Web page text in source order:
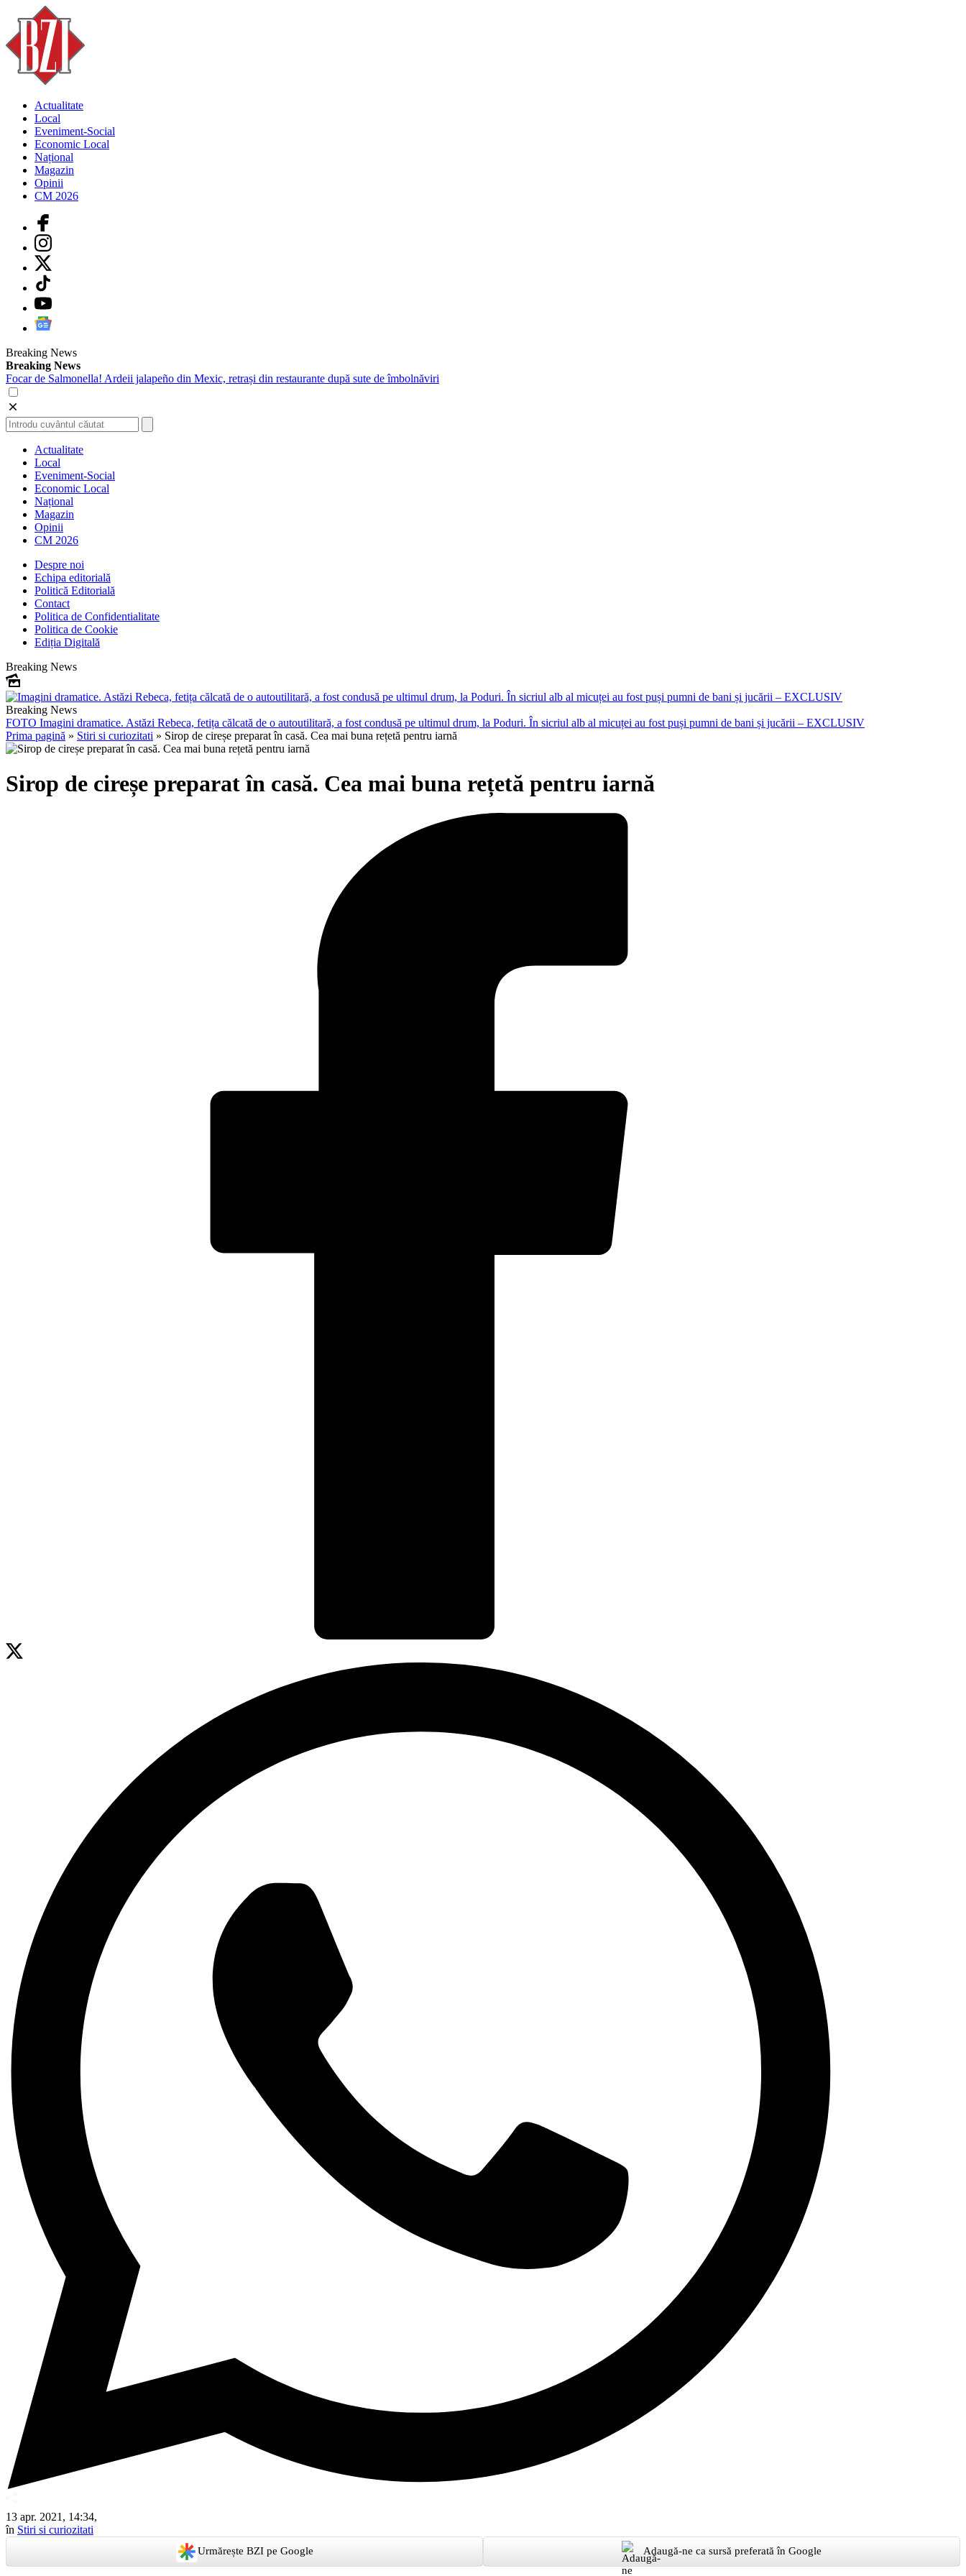
Actualitate
Local
Eveniment-Social
Economic Local
Național
Magazin
Opinii
CM 2026
Breaking News
Breaking News
Focar de Salmonella! Ardeii jalapeño din Mexic, retrași din restaurante după sute de îmbolnăviri
Actualitate
Local
Eveniment-Social
Economic Local
Național
Magazin
Opinii
CM 2026
Despre noi
Echipa editorială
Politică Editorială
Contact
Politica de Confidentialitate
Politica de Cookie
Ediția Digitală
Breaking News
Breaking News
FOTO Imagini dramatice. Astăzi Rebeca, fetița călcată de o autoutilitară, a fost condusă pe ultimul drum, la Poduri. În sicriul alb al micuței au fost puși pumni de bani și jucării – EXCLUSIV
Prima pagină » Stiri si curiozitati » Sirop de cireșe preparat în casă. Cea mai buna rețetă pentru iarnă
Sirop de cireșe preparat în casă. Cea mai buna rețetă pentru iarnă
13 apr. 2021, 14:34,
în Stiri si curiozitati
Urmărește BZI pe Google Adaugă-ne ca sursă preferată în Google